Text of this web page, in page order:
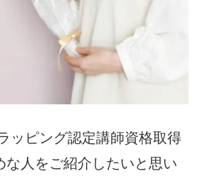
ッピング認定講師資格取得
な人をご紹介したいと思い